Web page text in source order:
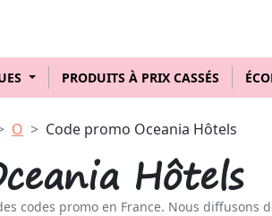
PRODUITS À PRIX CASSÉS
O Code promo Oceania Hôtels
Hôtels
codes promo en France. Nous